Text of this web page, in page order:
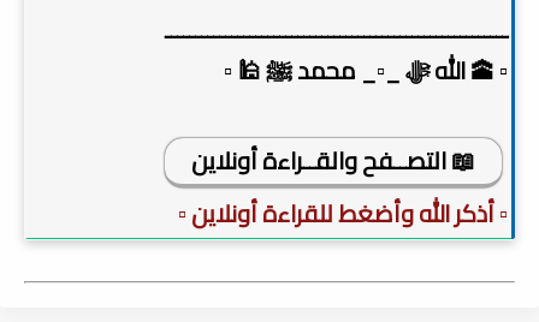
ـــــــــــــــــــــــــــــــــــــــــــــــــــــــــ
▫️ 🕋 الله ﷻ _▫️_ محمد ﷺ 🕌 ▫️
📖 التصــفح والقــراءة أونلاين
▫️ أذكر الله وأضغط للقراءة أونلاين ▫️